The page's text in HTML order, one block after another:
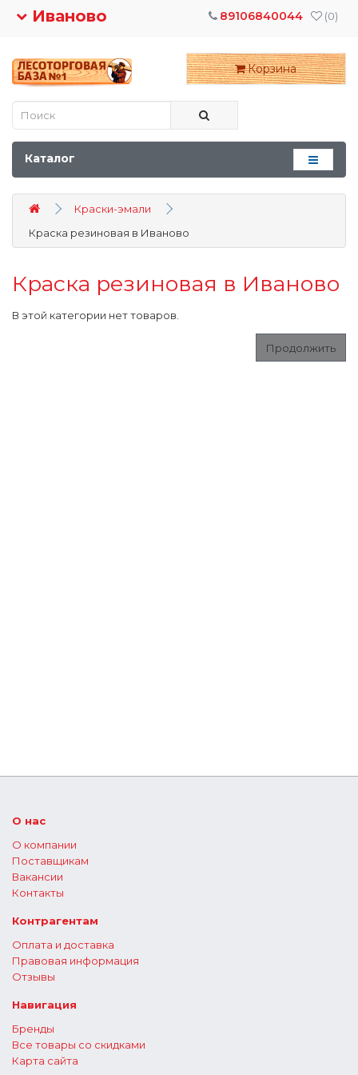
Иваново (0)
89106840044
Корзина
Каталог
Краски-эмали
Краска резиновая в Иваново
Краска резиновая в Иваново
В этой категории нет товаров.
Продолжить
О нас
О компании
Поставщикам
Вакансии
Контакты
Контрагентам
Оплата и доставка
Правовая информация
Отзывы
Навигация
Бренды
Все товары со скидками
Карта сайта